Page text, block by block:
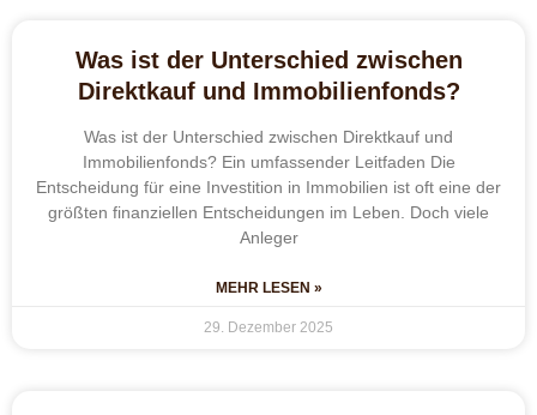
Was ist der Unterschied zwischen
Direktkauf und Immobilienfonds?
Was ist der Unterschied zwischen Direktkauf und
Immobilienfonds? Ein umfassender Leitfaden Die
Entscheidung für eine Investition in Immobilien ist oft eine der
größten finanziellen Entscheidungen im Leben. Doch viele
Anleger
MEHR LESEN »
29. Dezember 2025